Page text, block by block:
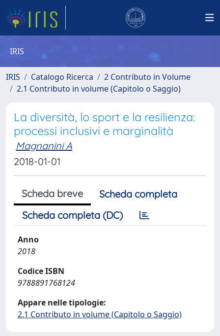
IRIS
IRIS Catalogo Ricerca
2 Contributo in Volume
2.1 Contributo in volume (Capitolo o Saggio)
La diversità, lo sport e la resilienza:
processi inclusivi e marginalità
Magnanini A
2018-01-01
Scheda breve
Scheda completa
Scheda completa (DC)
Anno
2018
Codice ISBN
9788891768124
Appare nelle tipologie:
2.1 Contributo in volume (Capitolo o Saggio)